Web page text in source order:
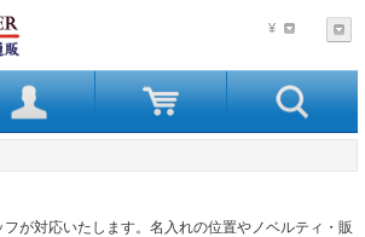
¥
が対応いたします。名入れの位置やノベルティ・販